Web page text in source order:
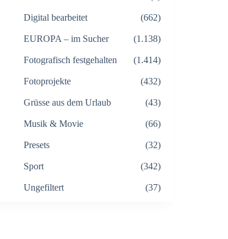
Digital bearbeitet (662)
EUROPA – im Sucher (1.138)
Fotografisch festgehalten (1.414)
Fotoprojekte (432)
Grüsse aus dem Urlaub (43)
Musik & Movie (66)
Presets (32)
Sport (342)
Ungefiltert (37)